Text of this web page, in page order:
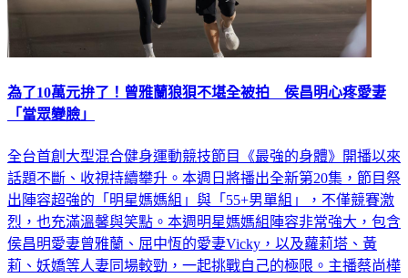
為了10萬元拚了！曾雅蘭狼狽不堪全被拍 侯昌明心疼愛妻
「當眾變臉」
全台首創大型混合健身運動競技節目《最強的身體》開播以來
話題不斷、收視持續攀升。本週日將播出全新第20集，節目祭
出陣容超強的「明星媽媽組」與「55+男單組」，不僅競賽激
烈，也充滿溫馨與笑點。本週明星媽媽組陣容非常強大，包含
侯昌明愛妻曾雅蘭、屈中恆的愛妻Vicky，以及蘿莉塔、黃
莉、妖嬌等人妻同場較勁，一起挑戰自己的極限。主播蔡尚樺